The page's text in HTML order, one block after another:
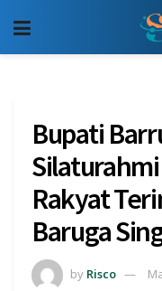
Bupati
Rakyat
Baruga
by Risco